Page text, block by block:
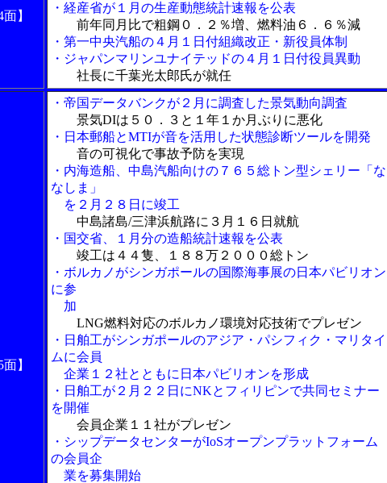
】
・経産省が１月の生産動態統計速報を公表
前年同月比で粗鋼０．２％増、燃料油６．６％減
・第一中央汽船の４月１日付組織改正・新役員体制
・ジャパンマリンユナイテッドの４月１日付役員異動
社長に千葉光太郎氏が就任
】
・帝国データバンクが２月に調査した景気動向調査
景気DIは５０．３と１年１か月ぶりに悪化
・日本郵船とMTIが音を活用した状態診断ツールを開発
音の可視化で事故予防を実現
・内海造船、中島汽船向けの７６５総トン型シェリー「な
なしま」
を２月２８日に竣工
中島諸島/三津浜航路に３月１６日就航
・国交省、１月分の造船統計速報を公表
竣工は４４隻、１８８万２０００総トン
・ボルカノがシンガポールの国際海事展の日本パビリオン
に参
加
LNG燃料対応のボルカノ環境対応技術でプレゼン
・日舶工がシンガポールのアジア・パシフィク・マリタイ
ムに会員
企業１２社とともに日本パビリオンを形成
・日舶工が２月２２日にNKとフィリピンで共同セミナー
を開催
会員企業１１社がプレゼン
・シップデータセンターがIoSオープンプラットフォーム
の会員企
業を募集開始